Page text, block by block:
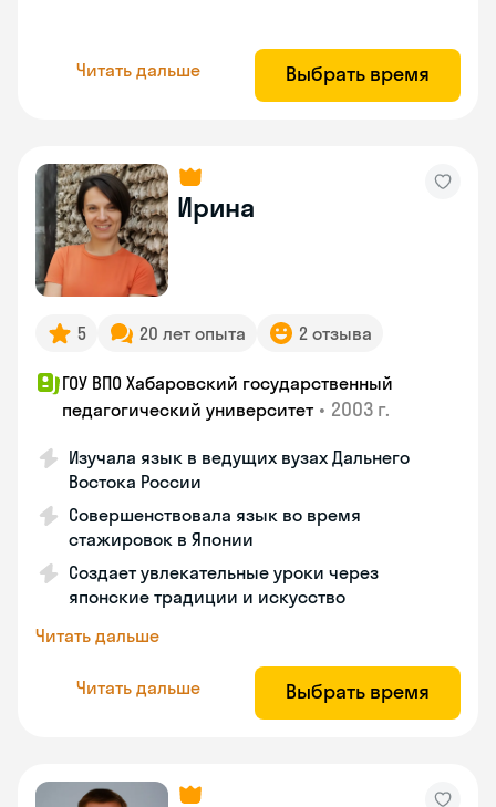
Читать дальше Выбрать время
Ирина
5 20 лет опыта 2 отзыва
ГОУ ВПО Хабаровский государственный
педагогический университет • 2003 г.
Изучала язык в ведущих вузах Дальнего
Востока России
Совершенствовала язык во время
стажировок в Японии
Создает увлекательные уроки через
японские традиции и искусство
Читать дальше
Читать дальше Выбрать время